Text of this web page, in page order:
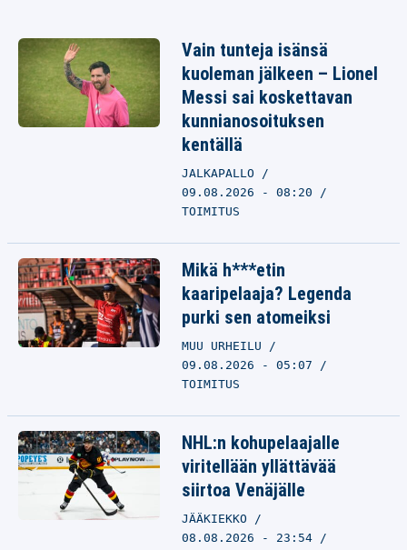
Vain tunteja isänsä
kuoleman jälkeen – Lionel
Messi sai koskettavan
kunnianosoituksen
kentällä
JALKAPALLO
09.08.2026 - 08:20
TOIMITUS
Mikä h***etin
kaaripelaaja? Legenda
purki sen atomeiksi
MUU URHEILU
09.08.2026 - 05:07
TOIMITUS
NHL:n kohupelaajalle
viritellään yllättävää
siirtoa Venäjälle
JÄÄKIEKKO
08.08.2026 - 23:54